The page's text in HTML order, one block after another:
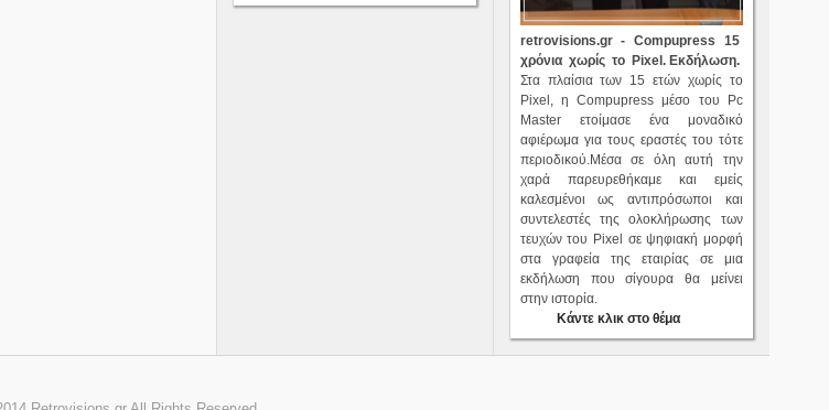
retrovisions.gr - Compupress 15
χρόνια χωρίς το Pixel. Εκδήλωση.
Στα πλαίσια των 15 ετών χωρίς το
Pixel, η Compupress μέσο του Pc
Master ετοίμασε ένα μοναδικό
αφιέρωμα για τους εραστές του τότε
περιοδικού.Μέσα σε όλη αυτή την
χαρά παρευρεθήκαμε και εμείς
καλεσμένοι ως αντιπρόσωποι και
συντελεστές της ολοκλήρωσης των
τευχών του Pixel σε ψηφιακή μορφή
στα γραφεία της εταιρίας σε μια
εκδήλωση που σίγουρα θα μείνει
στην ιστορία.
Κάντε κλικ στο θέμα